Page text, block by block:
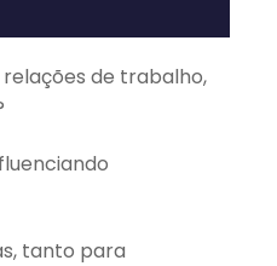
de trabalho,
tanto para